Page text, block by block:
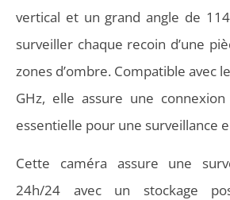
vertical et un grand angle de
surveiller chaque recoin d’une
zones d’ombre. Compatible avec
GHz, elle assure une
essentielle pour une surveillance
Cette caméra assure une
24h/24 avec un stockage